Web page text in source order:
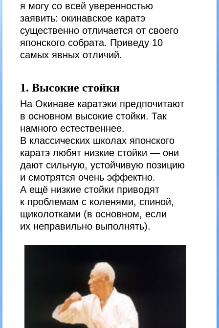
я могу со всей уверенностью
заявить: окинавское каратэ
существенно отличается от своего
японского собрата. Приведу 10
самых явных отличий.
1. Высокие стойки
На Окинаве каратэки предпочитают
в основном высокие стойки. Так
намного естественнее.
В классических школах японского
каратэ любят низкие стойки — они
дают сильную, устойчивую позицию
и смотрятся очень эффектно.
А ещё низкие стойки приводят
к проблемам с коленями, спиной,
щиколотками (в основном, если
их неправильно выполнять).